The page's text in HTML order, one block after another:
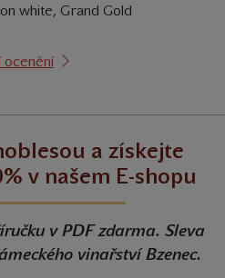
white, Grand Gold
ocenění
a získejte
v našem E-shopu
v PDF zdarma. Sleva
vinařství Bzenec.